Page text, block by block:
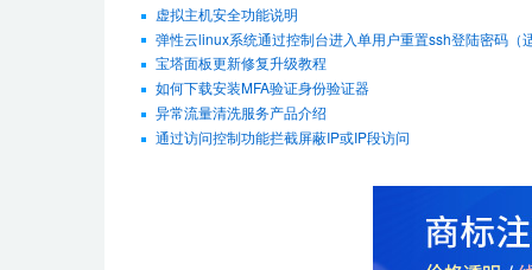
虚拟主机安全功能说明
弹性云linux系统通过控制台进入单用户重置ssh登陆密码（
宝塔面板更新修复升级教程
如何下载安装MFA验证身份验证器
异常流量清洗服务产品介绍
通过访问控制功能拦截屏蔽IP或IP段访问